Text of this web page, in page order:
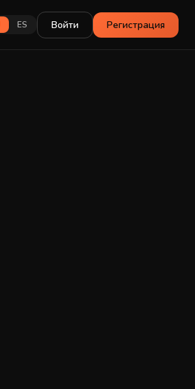
ES Войти Регистрация